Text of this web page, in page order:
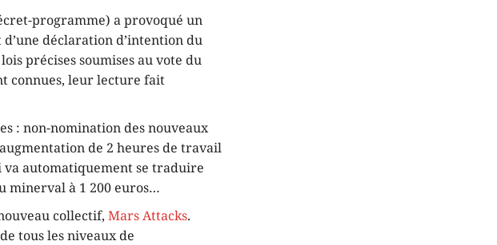
programme) a provoqué un
déclaration d’intention du
précises soumises au vote du
connues, leur lecture fait
: non-nomination des nouveaux
de 2 heures de travail
va automatiquement se traduire
minerval à 1 200 euros…
collectif,Mars Attacks.
tous les niveaux de